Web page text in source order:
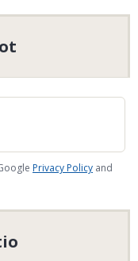
Privacy Policy and